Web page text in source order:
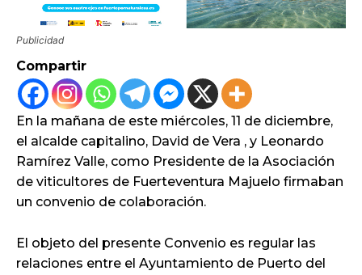
Publicidad
Compartir
En la mañana de este miércoles, 11 de diciembre,
el alcalde capitalino, David de Vera , y Leonardo
Ramírez Valle, como Presidente de la Asociación
de viticultores de Fuerteventura Majuelo firmaban
un convenio de colaboración.
El objeto del presente Convenio es regular las
relaciones entre el Ayuntamiento de Puerto del